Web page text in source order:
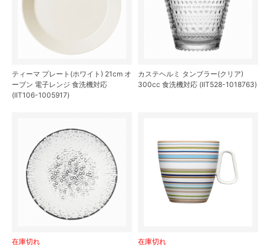
ティーマ プレート(ホワイト) 21cm オ
ーブン 電子レンジ 食洗機対応
(IIT106-1005917)
カステヘルミ タンブラー(クリア)
300cc 食洗機対応 (IIT528-1018763)
在庫切れ
在庫切れ